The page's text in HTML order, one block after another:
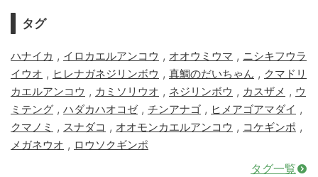
タグ
ハナイカ , イロカエルアンコウ , オオウミウマ , ニシキフウラ
イウオ , ヒレナガネジリンボウ , 真鯛のだいちゃん , クマドリ
カエルアンコウ , カミソリウオ , ネジリンボウ , カスザメ , ウ
ミテング , ハダカハオコゼ, チンアナゴ , ヒメアゴアマダイ ,
クマノミ , スナダコ , オオモンカエルアンコウ , コケギンポ ,
メガネウオ , ロウソクギンポ
タグ一覧